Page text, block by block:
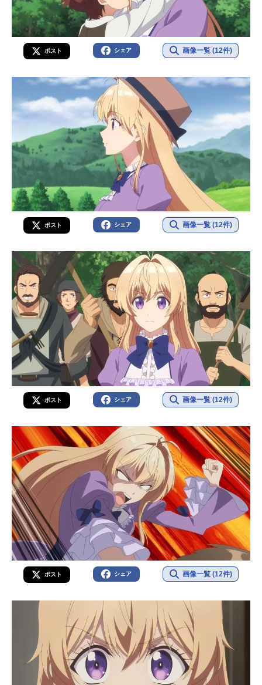
ポスト シェア 画像一覧 (12件)
ポスト シェア 画像一覧 (12件)
ポスト シェア 画像一覧 (12件)
ポスト シェア 画像一覧 (12件)